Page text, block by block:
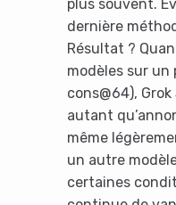
plus souvent.
dernière
Résultat ?
modèles sur un
cons@64),
autant
même
un autre
certaines